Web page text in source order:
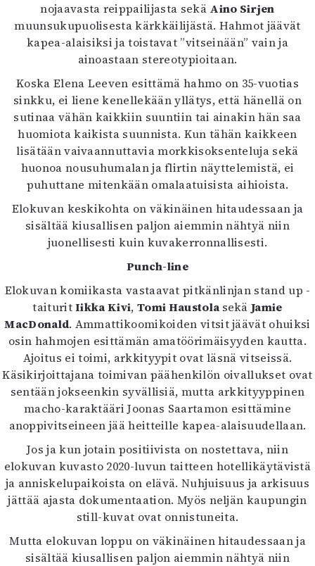
nojaavasta reippailijasta sekä Aino Sirjen
muunsukupuolisesta kärkkäilijästä. Hahmot jäävät
kapea-alaisiksi ja toistavat ”vitseinään” vain ja
ainoastaan stereotypioitaan.
Koska Elena Leeven esittämä hahmo on 35-vuotias
sinkku, ei liene kenellekään yllätys, että hänellä on
sutinaa vähän kaikkiin suuntiin tai ainakin hän saa
huomiota kaikista suunnista. Kun tähän kaikkeen
lisätään vaivaannuttavia morkkisoksenteluja sekä
huonoa nousuhumalan ja flirtin näyttelemistä, ei
puhuttane mitenkään omalaatuisista aihioista.
Elokuvan keskikohta on väkinäinen hitaudessaan ja
sisältää kiusallisen paljon aiemmin nähtyä niin
juonellisesti kuin kuvakerronnallisesti.
Punch-line
Elokuvan komiikasta vastaavat pitkänlinjan stand up -
taituritIikka Kivi,Tomi Haustola sekäJamie
MacDonald. Ammattikoomikoiden vitsit jäävät ohuiksi
osin hahmojen esittämän amatöörimäisyyden kautta.
Ajoitus ei toimi, arkkityypit ovat läsnä vitseissä.
Käsikirjoittajana toimivan päähenkilön oivallukset ovat
sentään jokseenkin syvällisiä, mutta arkkityyppinen
macho-karaktääri Joonas Saartamon esittämine
anoppivitseineen jää heitteille kapea-alaisuudellaan.
Jos ja kun jotain positiivista on nostettava, niin
elokuvan kuvasto 2020-luvun taitteen hotellikäytävistä
ja anniskelupaikoista on elävä. Nuhjuisuus ja arkisuus
jättää ajasta dokumentaation. Myös neljän kaupungin
still-kuvat ovat onnistuneita.
Mutta elokuvan loppu on väkinäinen hitaudessaan ja
sisältää kiusallisen paljon aiemmin nähtyä niin